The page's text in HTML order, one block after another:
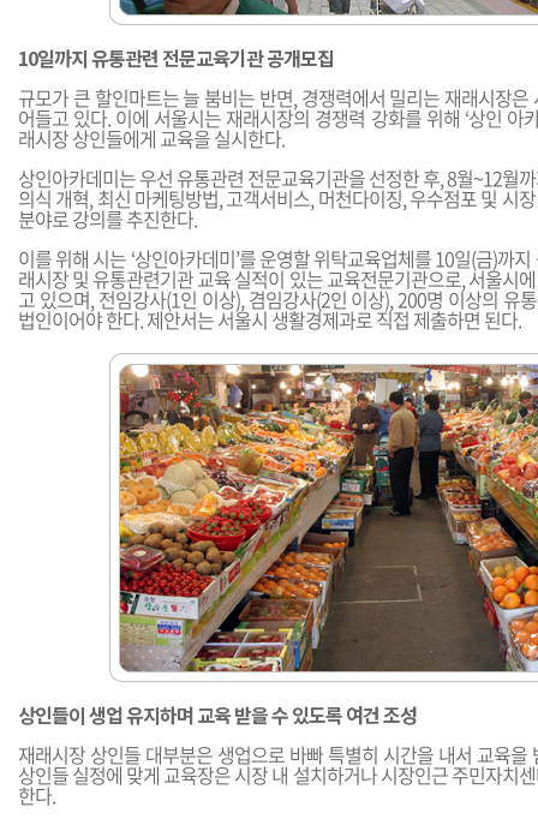
10일까지 유통관련 전문교육기관 공개모집
규모가 큰 할인마트는 늘 붐비는 반면, 경쟁력에서 밀리는 재래시장
어들고 있다. 이에 서울시는 재래시장의 경쟁력 강화를 위해 ‘상인 아
래시장 상인들에게 교육을 실시한다.
상인아카데미는 우선 유통관련 전문교육기관을 선정한 후, 8월~12월
의식 개혁, 최신 마케팅방법, 고객서비스, 머천다이징, 우수점포 및 시
분야로 강의를 추진한다.
이를 위해 시는 ‘상인아카데미’를 운영할 위탁교육업체를 10일(금)까
래시장 및 유통관련기관 교육 실적이 있는 교육전문기관으로, 서울시
고 있으며, 전임강사(1인 이상), 겸임강사(2인 이상), 200명 이상의 유
법인이어야 한다. 제안서는 서울시 생활경제과로 직접 제출하면 된다.
상인들이 생업 유지하며 교육 받을 수 있도록 여건 조성
재래시장 상인들 대부분은 생업으로 바빠 특별히 시간을 내서 교육을
상인들 실정에 맞게 교육장은 시장 내 설치하거나 시장인근 주민자치
한다.